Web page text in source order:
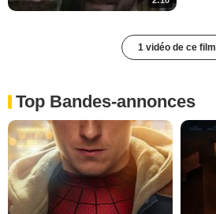
1 vidéo de ce film
Top Bandes-annonces